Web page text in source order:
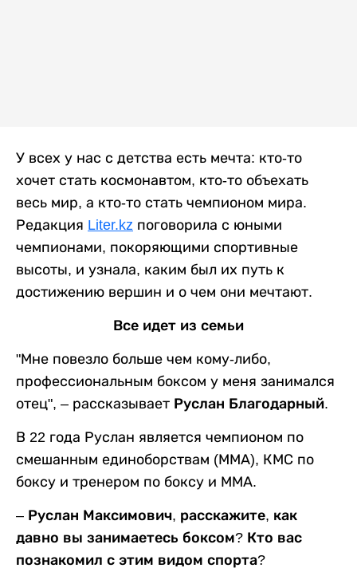
У всех у нас с детства есть мечта: кто-то
хочет стать космонавтом, кто-то объехать
весь мир, а кто-то стать чемпионом мира.
Редакция Liter.kz поговорила с юными
чемпионами, покоряющими спортивные
высоты, и узнала, каким был их путь к
достижению вершин и о чем они мечтают.
Все идет из семьи
"Мне повезло больше чем кому-либо,
профессиональным боксом у меня занимался
отец", – рассказывает Руслан Благодарный.
В 22 года Руслан является чемпионом по
смешанным единоборствам (ММА), КМС по
боксу и тренером по боксу и ММА.
– Руслан Максимович, расскажите, как
давно вы занимаетесь боксом? Кто вас
познакомил с этим видом спорта?